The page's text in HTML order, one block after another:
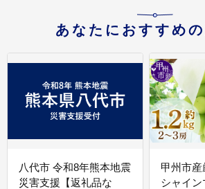
あなたにおすすめ
八代市 令和8年熊本地震
災害支援【返礼品な
甲州市
シャイ